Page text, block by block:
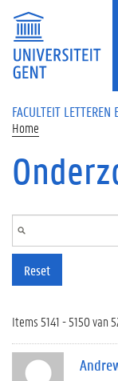
Overslaan en naar de
FACULTEIT LETTEREN
Home
Reset
Items 5141 - 5150 van